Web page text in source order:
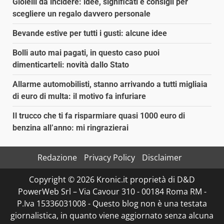
scegliere un regalo davvero personale
Bevande estive per tutti i gusti: alcune idee
Bolli auto mai pagati, in questo caso puoi
dimenticarteli: novità dallo Stato
Allarme automobilisti, stanno arrivando a tutti migliaia
di euro di multa: il motivo fa infuriare
Il trucco che ti fa risparmiare quasi 1000 euro di
benzina all’anno: mi ringrazierai
Redazione Privacy Policy
Disclaimer
Copyright © 2026 Kronic.it proprietà di D&D
PowerWeb Srl – Via Cavour 310 - 00184 Roma RM -
P.Iva 15336031008 - Questo blog non è una testata
giornalistica, in quanto viene aggiornato senza alcuna